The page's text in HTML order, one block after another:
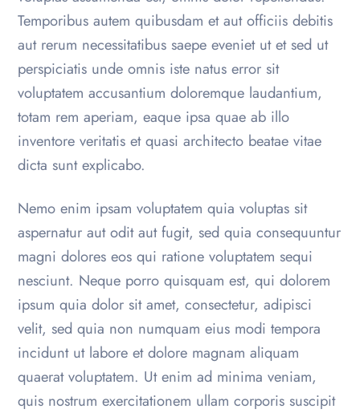
Temporibus autem quibusdam et aut officiis debitis
aut rerum necessitatibus saepe eveniet ut et sed ut
perspiciatis unde omnis iste natus error sit
voluptatem accusantium doloremque laudantium,
totam rem aperiam, eaque ipsa quae ab illo
inventore veritatis et quasi architecto beatae vitae
dicta sunt explicabo.
Nemo enim ipsam voluptatem quia voluptas sit
aspernatur aut odit aut fugit, sed quia consequuntur
magni dolores eos qui ratione voluptatem sequi
nesciunt. Neque porro quisquam est, qui dolorem
ipsum quia dolor sit amet, consectetur, adipisci
velit, sed quia non numquam eius modi tempora
incidunt ut labore et dolore magnam aliquam
quaerat voluptatem. Ut enim ad minima veniam,
quis nostrum exercitationem ullam corporis suscipit